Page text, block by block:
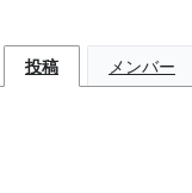
投稿 メンバー